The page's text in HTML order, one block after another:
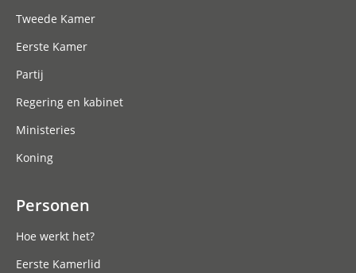
Tweede Kamer
Eerste Kamer
Partij
Regering en kabinet
Ministeries
Koning
Personen
Hoe werkt het?
Eerste Kamerlid